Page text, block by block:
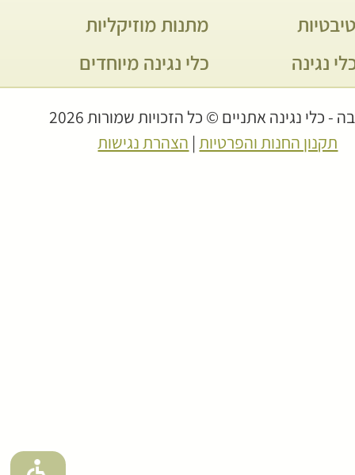
מתנות מוזיקליות
נגינה
כלי נגינה מיוחדים
- כלי נגינה אתניים © כל הזכויות שמורות 2026
תקנון החנות והפרטיות| הצהרת נגישות